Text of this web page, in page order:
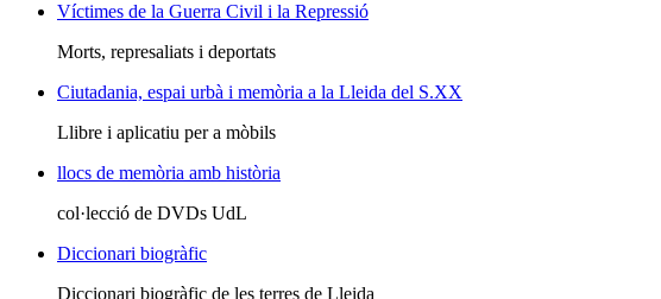
Víctimes de la Guerra Civil i la Repressió
Morts, represaliats i deportats
Ciutadania, espai urbà i memòria a la Lleida del S.XX
Llibre i aplicatiu per a mòbils
llocs de memòria amb història
col·lecció de DVDs UdL
Diccionari biogràfic
Diccionari biogràfic de les terres de Lleida